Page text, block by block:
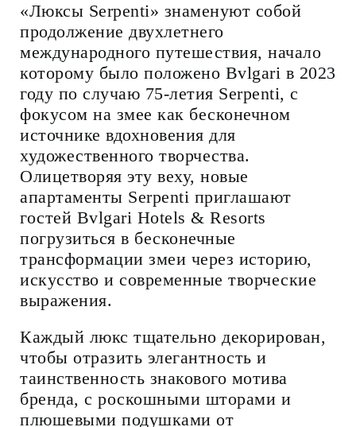
«Люксы Serpenti» знаменуют собой
продолжение двухлетнего
международного путешествия, начало
которому было положено Bvlgari в 2023
году по случаю 75-летия Serpenti, с
фокусом на змее как бесконечном
источнике вдохновения для
художественного творчества.
Олицетворяя эту веху, новые
апартаменты Serpenti приглашают
гостей Bvlgari Hotels & Resorts
погрузиться в бесконечные
трансформации змеи через историю,
искусство и современные творческие
выражения.
Каждый люкс тщательно декорирован,
чтобы отразить элегантность и
таинственность знакового мотива
бренда, с роскошными шторами и
плюшевыми подушками от